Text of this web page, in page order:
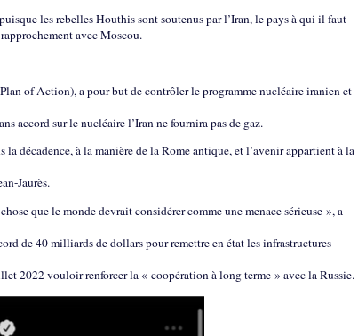
les rebelles Houthis sont soutenus par l’Iran, le pays à qui il faut
avec Moscou.
of Action), a pour but de contrôler le programme nucléaire iranien et
accord sur le nucléaire l’Iran ne fournira pas de gaz.
la décadence, à la manière de la Rome antique, et l’avenir appartient à la
Jaurès.
que le monde devrait considérer comme une menace sérieuse », a
de 40 milliards de dollars pour remettre en état les infrastructures
2022 vouloir renforcer la « coopération à long terme » avec la Russie.